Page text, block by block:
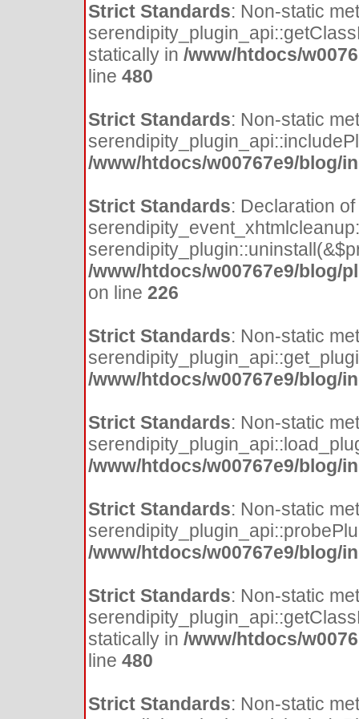
Strict Standards: Non-static
statically in /www/htdocs/
line 480
Strict Standards: Non-static
/www/htdocs/w00767e9/blog/
Strict Standards: Declaration of
/www/htdocs/w00767e9/blog/
on line 226
Strict Standards: Non-static
/www/htdocs/w00767e9/blog/
Strict Standards: Non-static
/www/htdocs/w00767e9/blog/
Strict Standards: Non-static
/www/htdocs/w00767e9/blog/
Strict Standards: Non-static
statically in /www/htdocs/
line 480
Strict Standards: Non-static